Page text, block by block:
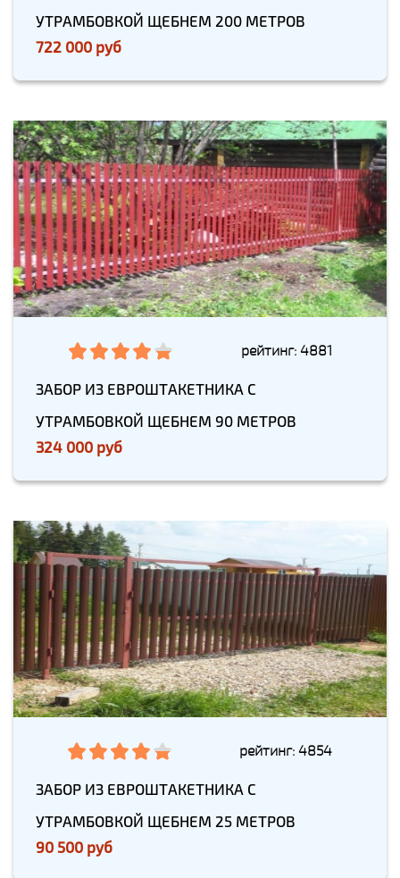
УТРАМБОВКОЙ ЩЕБНЕМ 200 МЕТРОВ
722 000 руб
рейтинг: 4881
ЗАБОР ИЗ ЕВРОШТАКЕТНИКА С
УТРАМБОВКОЙ ЩЕБНЕМ 90 МЕТРОВ
324 000 руб
рейтинг: 4854
ЗАБОР ИЗ ЕВРОШТАКЕТНИКА С
УТРАМБОВКОЙ ЩЕБНЕМ 25 МЕТРОВ
90 500 руб